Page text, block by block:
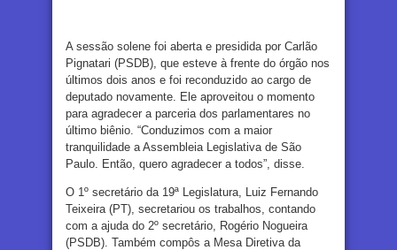
A sessão solene foi aberta e presidida por Carlão
Pignatari (PSDB), que esteve à frente do órgão nos
últimos dois anos e foi reconduzido ao cargo de
deputado novamente. Ele aproveitou o momento
para agradecer a parceria dos parlamentares no
último biênio. “Conduzimos com a maior
tranquilidade a Assembleia Legislativa de São
Paulo. Então, quero agradecer a todos”, disse.
O 1º secretário da 19ª Legislatura, Luiz Fernando
Teixeira (PT), secretariou os trabalhos, contando
com a ajuda do 2º secretário, Rogério Nogueira
(PSDB). Também compôs a Mesa Diretiva da